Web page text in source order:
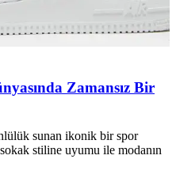
Zamansız Bir
sunan ikonik bir spor
sokak stiline uyumu ile modanın